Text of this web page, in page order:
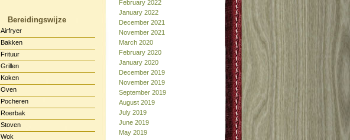
Bereidingswijze
Airfryer
Bakken
Frituur
Grillen
Koken
Oven
Pocheren
Roerbak
Stoven
Wok
February 2022
January 2022
December 2021
November 2021
March 2020
February 2020
January 2020
December 2019
November 2019
September 2019
August 2019
July 2019
June 2019
May 2019